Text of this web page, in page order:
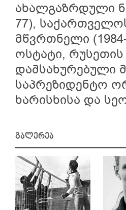
ახალგაზრდული
77),
მწვრთნელი
ოსტატი,
დამსახურებული
საპრეზიდენტო
ხარისხისა და
გალერეა